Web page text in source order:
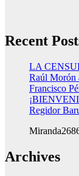
Recent
LA
Raúl Morón
Francisco
Regidor
Archives